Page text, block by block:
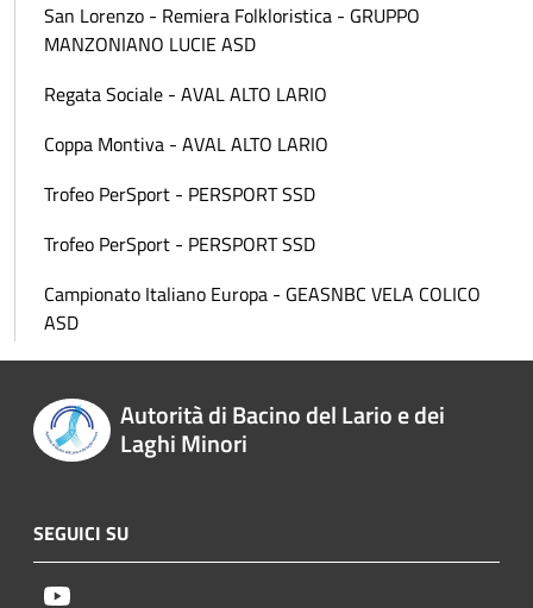
San Lorenzo - Remiera Folkloristica - GRUPPO
MANZONIANO LUCIE ASD
Regata Sociale - AVAL ALTO LARIO
Coppa Montiva - AVAL ALTO LARIO
Trofeo PerSport - PERSPORT SSD
Trofeo PerSport - PERSPORT SSD
Campionato Italiano Europa - GEASNBC VELA COLICO
ASD
Autorità di Bacino del Lario e dei
Laghi Minori
SEGUICI SU